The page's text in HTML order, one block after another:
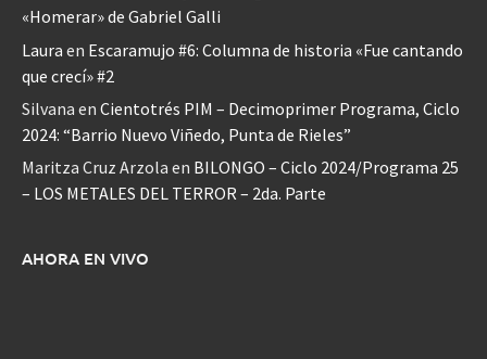
«Homerar» de Gabriel Galli
Laura en Escaramujo #6: Columna de historia «Fue cantando
que crecí» #2
Silvana en Cientotrés PIM – Decimoprimer Programa, Ciclo
2024: “Barrio Nuevo Viñedo, Punta de Rieles”
Maritza Cruz Arzola en BILONGO – Ciclo 2024/Programa 25
– LOS METALES DEL TERROR – 2da. Parte
AHORA EN VIVO